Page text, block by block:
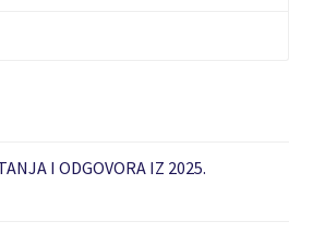
I ODGOVORA IZ 2025.